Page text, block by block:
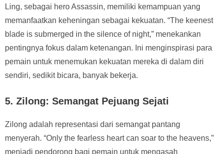
Ling, sebagai hero Assassin, memiliki kemampuan yang
memanfaatkan keheningan sebagai kekuatan. “The keenest
blade is submerged in the silence of night,” menekankan
pentingnya fokus dalam ketenangan. Ini menginspirasi para
pemain untuk menemukan kekuatan mereka di dalam diri
sendiri, sedikit bicara, banyak bekerja.
5. Zilong: Semangat Pejuang Sejati
Zilong adalah representasi dari semangat pantang
menyerah. “Only the fearless heart can soar to the heavens,”
menjadi pendorong bagi pemain untuk mengasah